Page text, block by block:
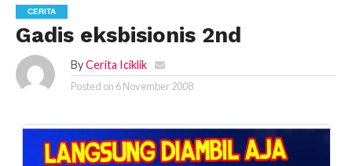
CERITA
Gadis eksbisionis 2nd
By Cerita Iciklik
Posted on 6 November 2008